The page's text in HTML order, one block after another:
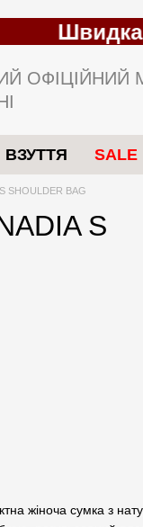
Швидка
ОФІЦІЙНИЙ
ВЗУТТЯ SALE
SHOULDER BAG
S
жіноча сумка з